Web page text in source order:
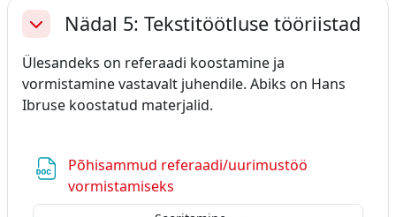
AhendaNädal 5: Tekstitöötluse tööriistad
Ülesandeks on referaadi koostamine ja
vormistamine vastavalt juhendile. Abiks on Hans
Ibruse koostatud materjalid.
Põhisammud referaadi/uurimustöö
vormistamiseks